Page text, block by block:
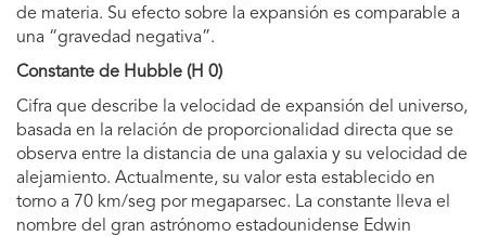
de materia. Su efecto sobre la expansión es comparable a
una “gravedad negativa”.
Constante de Hubble (H 0)
Cifra que describe la velocidad de expansión del universo,
basada en la relación de proporcionalidad directa que se
observa entre la distancia de una galaxia y su velocidad de
alejamiento. Actualmente, su valor esta establecido en
torno a 70 km/seg por megaparsec. La constante lleva el
nombre del gran astrónomo estadounidense Edwin